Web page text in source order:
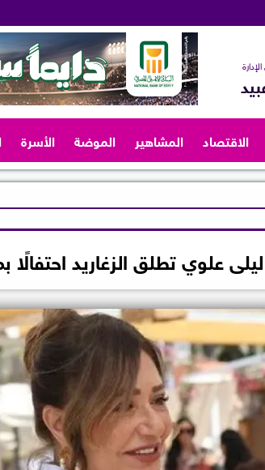
الاقتصاد المشاهير الموضة الأسرة
علوي تطلق الزغاريد